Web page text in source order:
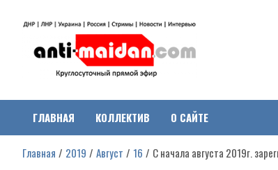
Антимайдан:
Гражданская война
о гражданской войне на Украине, включая события в
ДНР, ЛНР и других регионах.
ГЛАВНАЯ КОЛЛЕКТИВ О САЙТЕ
Главная 2019 Август 16 С начала августа 2019г.